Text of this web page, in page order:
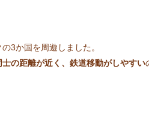
3か国を周遊しました。
士の距離が近く、鉄道移動がしやすい